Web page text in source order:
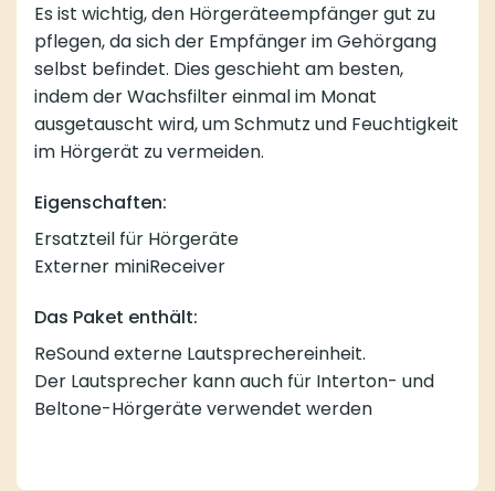
Es ist wichtig, den Hörgeräteempfänger gut zu
pflegen, da sich der Empfänger im Gehörgang
selbst befindet. Dies geschieht am besten,
indem der Wachsfilter einmal im Monat
ausgetauscht wird, um Schmutz und Feuchtigkeit
im Hörgerät zu vermeiden.
Eigenschaften:
Ersatzteil für Hörgeräte
Externer miniReceiver
Das Paket enthält:
ReSound externe Lautsprechereinheit.
Der Lautsprecher kann auch für Interton- und
Beltone-Hörgeräte verwendet werden